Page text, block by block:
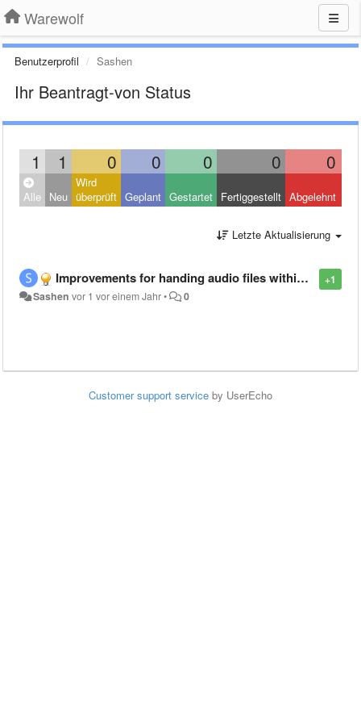
Warewolf
Benutzerprofil Sashen
Ihr Beantragt-von Status
1 1 0 0 0 0 0
Alle Neu
Wird
überprüft Geplant Gestartet Fertiggestellt Abgelehnt
Letzte Aktualisierung
+1
Improvements for handing audio files within warewolf
Sashen vor 1 vor einem Jahr• 0
Customer support service by UserEcho